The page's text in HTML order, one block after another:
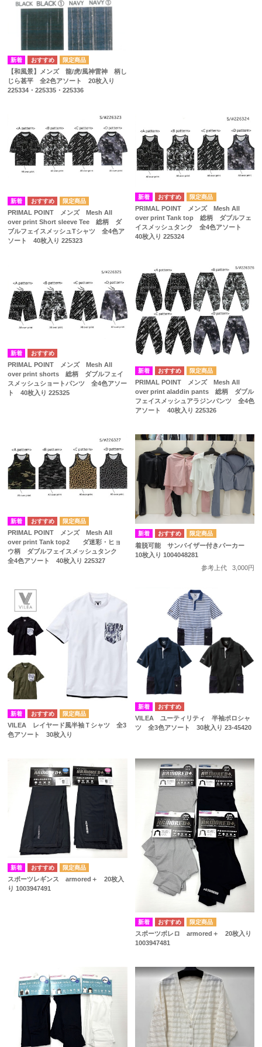
【和風景】メンズ 龍/虎/風神雷神 柄し
じら甚平 全2色アソート 20枚入り
225334・225335・225336
PRIMAL POINT メンズ Mesh All
over print Short sleeve Tee 総柄 ダ
ブルフェイスメッシュTシャツ 全4色ア
ソート 40枚入り 225323
PRIMAL POINT メンズ Mesh All
over print Tank top 総柄 ダブルフェ
イスメッシュタンク 全4色アソート
40枚入り 225324
PRIMAL POINT メンズ Mesh All
over print shorts 総柄 ダブルフェイ
スメッシュショートパンツ 全4色アソー
ト 40枚入り 225325
PRIMAL POINT メンズ Mesh All
over print aladdin pants 総柄 ダブル
フェイスメッシュアラジンパンツ 全4色
アソート 40枚入り 225326
PRIMAL POINT メンズ Mesh All
over print Tank top2 ダ迷彩・ヒョ
ウ柄 ダブルフェイスメッシュタンク
全4色アソート 40枚入り 225327
着脱可能 サンバイザー付きパーカー
10枚入り 1004048281
参考上代
3,000円
VILEA レイヤード風半袖Ｔシャツ 全3
色アソート 30枚入り
VILEA ユーティリティ 半袖ポロシャ
ツ 全3色アソート 30枚入り 23-45420
スポーツレギンス armored＋ 20枚入
り 1003947491
スポーツボレロ armored＋ 20枚入り
1003947481